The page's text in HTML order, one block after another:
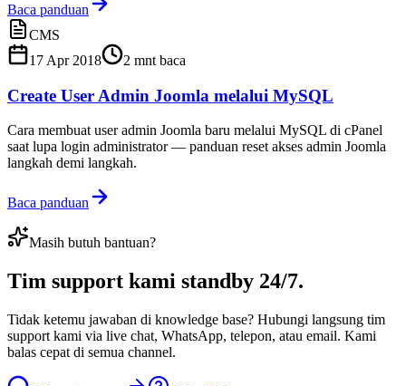
Baca panduan
CMS
17 Apr 2018
2 mnt baca
Create User Admin Joomla melalui MySQL
Cara membuat user admin Joomla baru melalui MySQL di cPanel
saat lupa login administrator — panduan reset akses admin Joomla
langkah demi langkah.
Baca panduan
Masih butuh bantuan?
Tim support kami standby 24/7.
Tidak ketemu jawaban di knowledge base? Hubungi langsung tim
support kami via live chat, WhatsApp, telepon, atau email. Kami
balas cepat di semua channel.